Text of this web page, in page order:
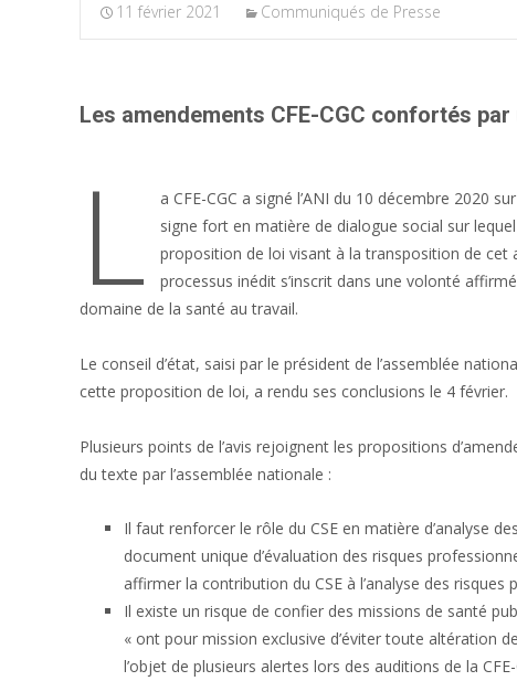
11 février 2021 Communiqués de Presse
Les amendements CFE-CGC confortés
L
a CFE-CGC a signé l’ANI du 10 décembre 2020
signe fort en matière de dialogue social sur
proposition de loi visant à la transposition de cet
processus inédit s’inscrit dans une volonté
domaine de la santé au travail.
Le conseil d’état, saisi par le président de l’assemblée
cette proposition de loi, a rendu ses conclusions le 4 février.
Plusieurs points de l’avis rejoignent les propositions
du texte par l’assemblée nationale :
Il faut renforcer le rôle du CSE en matière d’analyse
document unique d’évaluation des risques
affirmer la contribution du CSE à l’analyse des risques
Il existe un risque de confier des missions de santé
« ont pour mission exclusive d’éviter toute altération
l’objet de plusieurs alertes lors des auditions de la CFE-